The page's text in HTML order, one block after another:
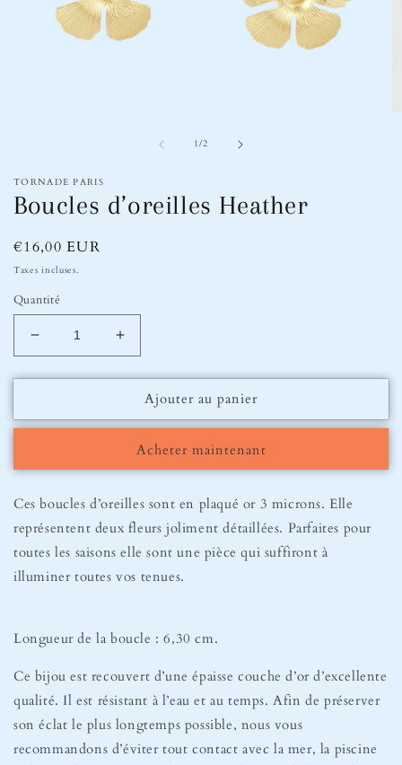
une
fenêtre
modale
1/de
2
TORNADE PARIS
Boucles d’oreilles Heather
Prix
habituel
€16,00 EUR
Taxes incluses.
Quantité
Réduire
la
quantité
Boucles
Augmenter
la
quantité
Boucles
Heather
Ajouter au panier
Acheter maintenant
Ces boucles d’oreilles sont en plaqué or 3 microns. Elle
représentent deux fleurs joliment détaillées. Parfaites pour
toutes les saisons elle sont une pièce qui suffiront à
illuminer toutes vos tenues.
Longueur de la boucle : 6,30 cm.
Ce bijou est recouvert d’une épaisse couche d’or d’excellente
qualité. Il est résistant à l’eau et au temps. Afin de préserver
son éclat le plus longtemps possible, nous vous
recommandons d’éviter tout contact avec la mer, la piscine